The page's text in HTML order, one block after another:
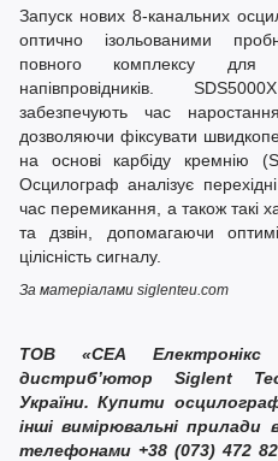
Запуск нових 8-канальних
оптично ізольованими
повного комплексу для
напівпровідників.
забезпечують час
дозволяючи фіксувати
на основі карбіду кремнію
Осцилограф аналізує
час перемикання, а також такі
та дзвін, допомагаючи
цілісність сигналу.
За матеріалами siglenteu.com
ТОВ «СЕА Електронікс
дистриб’ютор Siglent
України. Купити
інші вимірювальні
телефонами +38 (073) 472